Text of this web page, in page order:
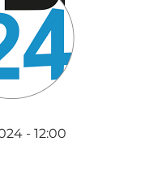
Hub
- 12:00